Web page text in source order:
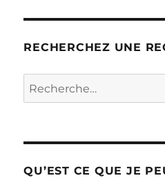
RECHERCHEZ UNE
Recherche
pour :
QU’EST CE QUE JE